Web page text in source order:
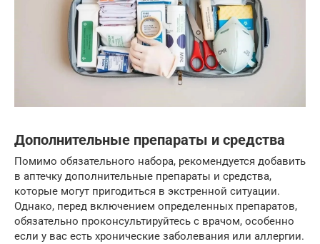
Дополнительные препараты и средства
Помимо обязательного набора, рекомендуется добавить
в аптечку дополнительные препараты и средства,
которые могут пригодиться в экстренной ситуации.
Однако, перед включением определенных препаратов,
обязательно проконсультируйтесь с врачом, особенно
если у вас есть хронические заболевания или аллергии.